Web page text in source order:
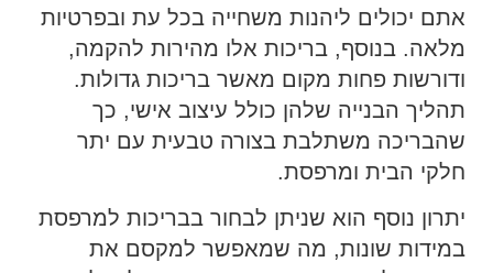
אתם יכולים ליהנות משחייה בכל עת ובפרטיות
מלאה. בנוסף, בריכות אלו מהירות להקמה,
ודורשות פחות מקום מאשר בריכות גדולות.
תהליך הבנייה שלהן כולל עיצוב אישי, כך
שהבריכה משתלבת בצורה טבעית עם יתר
חלקי הבית ומרפסת.
יתרון נוסף הוא שניתן לבחור בבריכות למרפסת
במידות שונות, מה שמאפשר למקסם את